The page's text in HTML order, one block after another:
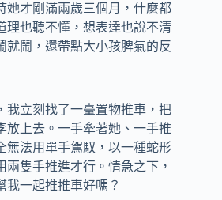
她才剛滿兩歲三個月，什麼都
理也聽不懂，想表達也說不清
就鬧，還帶點大小孩脾氣的反
我立刻找了一臺置物推車，把
放上去。一手牽著她、一手推
無法用單手駕馭，以一種蛇形
兩隻手推進才行。情急之下，
我一起推推車好嗎？